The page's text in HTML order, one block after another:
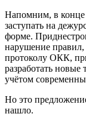
Напомним, в
заступать на
форме.
нарушение
протоколу ОКК,
разработать
учётом
Но это
нашло.